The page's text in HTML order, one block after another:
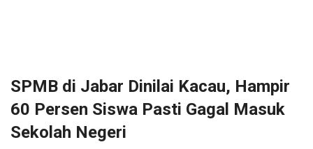
SPMB di Jabar Dinilai Kacau, Hampir
60 Persen Siswa Pasti Gagal Masuk
Sekolah Negeri